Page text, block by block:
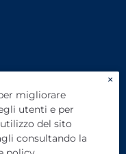
×
migliorare
utenti e per
del sito
consultando la